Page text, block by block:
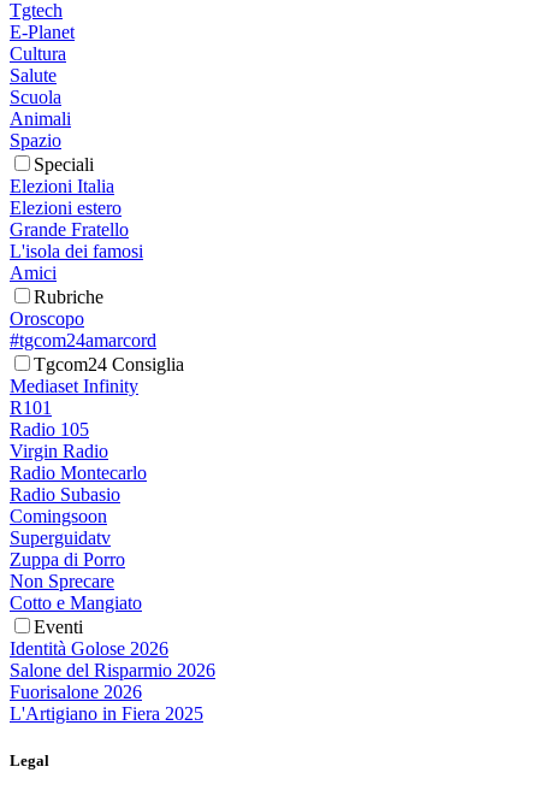
Tgtech
E-Planet
Cultura
Salute
Scuola
Animali
Spazio
Speciali
Elezioni Italia
Elezioni estero
Grande Fratello
L'isola dei famosi
Amici
Rubriche
Oroscopo
#tgcom24amarcord
Tgcom24 Consiglia
Mediaset Infinity
R101
Radio 105
Virgin Radio
Radio Montecarlo
Radio Subasio
Comingsoon
Superguidatv
Zuppa di Porro
Non Sprecare
Cotto e Mangiato
Eventi
Identità Golose 2026
Salone del Risparmio 2026
Fuorisalone 2026
L'Artigiano in Fiera 2025
Legal